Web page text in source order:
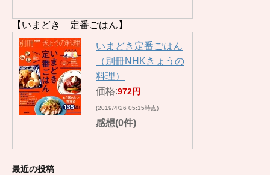
【いまどき 定番ごはん】
いまどき定番ごはん
（別冊NHKきょうの
料理）
価格:972円
(2019/4/26 05:15時点)
感想(0件)
最近の投稿